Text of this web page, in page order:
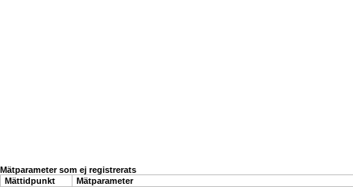
Mätparameter som ej registrerats
Mättidpunkt
Mätparameter